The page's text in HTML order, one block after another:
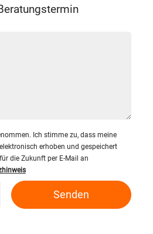
Ich stimme zu, dass meine
erhoben und gespeichert
die Zukunft per E-Mail an
Senden